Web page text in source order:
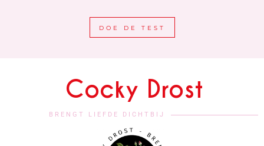
DOE DE TEST
Cocky Drost
BRENGT LIEFDE DICHTBIJ